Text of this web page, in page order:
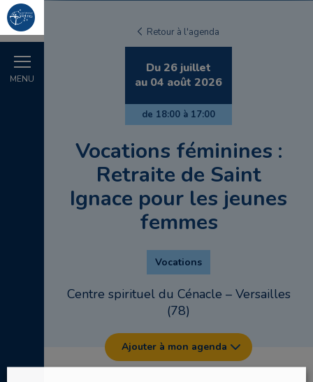
MENU
Retour à l'agenda
Du 26 juillet
au 04 août 2026
de 18:00 à 17:00
Vocations féminines :
Retraite de Saint
Ignace pour les jeunes
femmes
Vocations
Centre spirituel du Cénacle – Versailles
(78)
Ajouter à mon agenda